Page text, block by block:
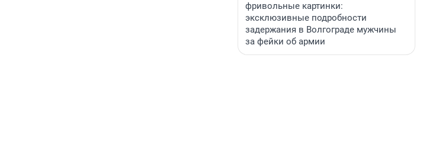
фривольные картинки:
эксклюзивные подробности
задержания в Волгограде мужчины
за фейки об армии